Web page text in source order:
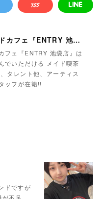
カジュアルメイドカフェ『ENTRY 池袋店』
フェ『ENTRY 池袋店』は
でいただける メイド喫茶
タレント他、アーティス
ッフが在籍!!
ドですが
が不足…